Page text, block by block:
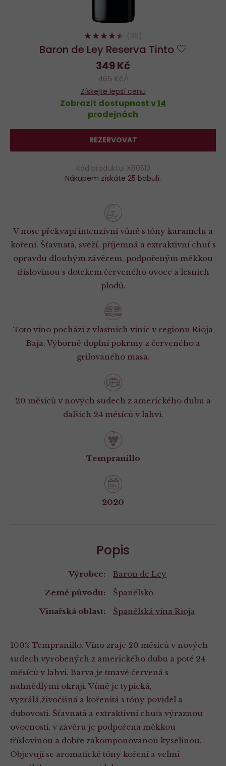
Baron de Ley Reserva Tinto
88% (36)
V nose překvapí intenzivní vůně s tóny karamelu a
koření. Šťavnatá, svěží, příjemná a extraktivní chuť s
opravdu dlouhým závěrem, podpořeným měkkou
tříslovinou s dotekem červeného ovoce a lesních
plodů.
Toto víno pochází z vlastních vinic v regionu Rioja
Baja. Výborně doplní pokrmy z červeného a
grilovaného masa.
20 měsíců v nových sudech z amerického dubu a
dalších 24 měsíců v lahvi.
Tempranillo
2020
349 Kč
465 Kč/l
Získejte lepší cenu
Zobrazit dostupnost v14
prodejnách
REZERVOVAT
Kód produktu: X80513
Nákupem získáte 25 bobulí.
Popis
Výrobce:
Baron de Ley
Země původu:
Španělsko
Vinařská oblast:
Španělská vína Rioja
100% Tempranillo. Víno zraje 20 měsíců v nových
sudech vyrobených z amerického dubu a poté 24
měsíců v lahvi. Barva je tmavě červená s
nahnědlými okraji. Vůně je typická,
vyzrálá,živočišná a kořenitá s tóny povidel a
dubovosti. Šťavnatá a extraktivní chuťs výraznou
ovocností, v závěru je podpořena měkkou
tříslovinou a dobře zakomponovanou kyselinou.
Objevují se aromatické tóny koření a velmi